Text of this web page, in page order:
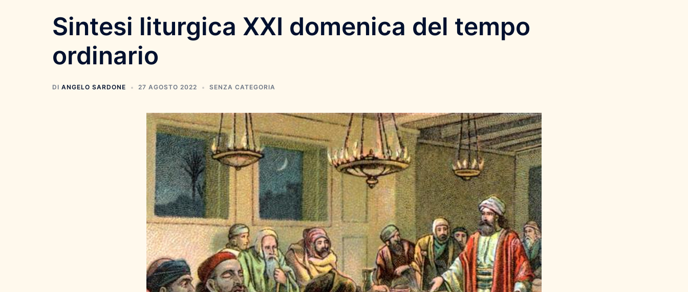
Sintesi liturgica XXI domenica del tempo
ordinario
DI ANGELO SARDONE 27 AGOSTO 2022 SENZA CATEGORIA